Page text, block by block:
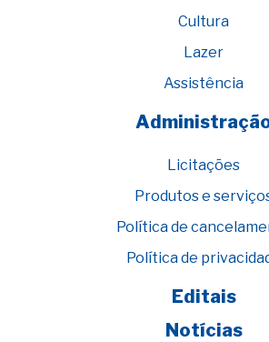
Cultura
Lazer
Assistência
Licitações
Produtos e
Política de
Política de
Editais
Notícias